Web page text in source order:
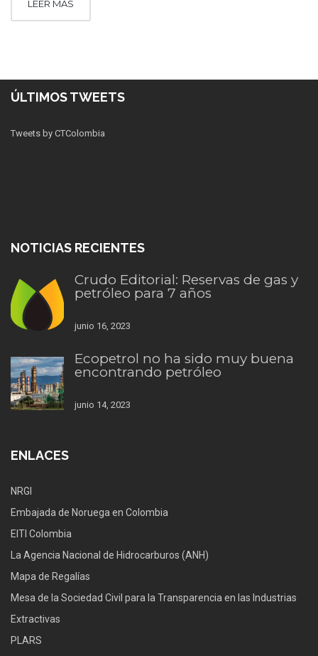
LEER MÁS
ÚLTIMOS TWEETS
Tweets by CTColombia
NOTICIAS RECIENTES
Crudo Editorial: Reservas de gas y
petróleo para 7 años
junio 16, 2023
Ecopetrol no ha sido muy buena
encontrando petróleo
junio 14, 2023
ENLACES
NRGI
Embajada de Noruega en Colombia
EITI Colombia
La Agencia Nacional de Hidrocarburos (ANH)
Mapa de Regalías
Mesa de la Sociedad Civil para la Transparencia en las Industrias
Extractivas
PLARS